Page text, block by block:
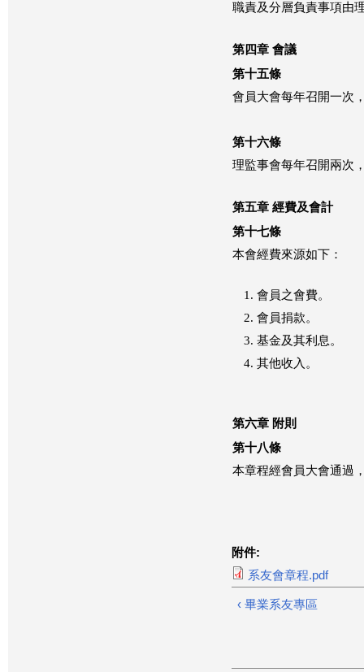
職責及分層負責事項由
第四章 會議
第十五條
會員大會每年召開一次
第十六條
理監事會每年召開兩次
第五章 經費及會計
第十七條
本會經費來源如下：
會員之會費。
會員捐款。
基金及其利息。
其他收入。
第六章 附則
第十八條
本章程經會員大會通過
附件:
系友會章程.pdf
‹ 畢業系友專區